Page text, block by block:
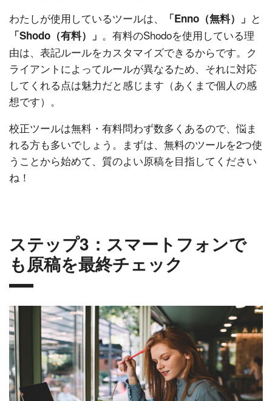
わたしが使用しているツールは、
「Enno（無料）」 と
「Shodo（有料）」 。有料のShodoを使用している理
由は、表記ルールをカスタマイズできるからです。ク
ライアントによってルールが異なるため、それに対応
してくれる点は魅力だと感じます（あくまで個人の感
想です）。
校正ツールは無料・有料問わず数多くあるので、悩ま
れる方も多いでしょう。まずは、無料のツールを2つ使
うことから始めて、質のよい原稿を目指してください
ね！
ステップ3：スマートフォンで
も原稿を最終チェック